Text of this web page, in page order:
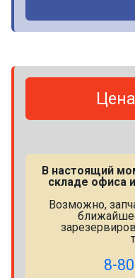
В настоящий
складе офиса
Возможно,
8-